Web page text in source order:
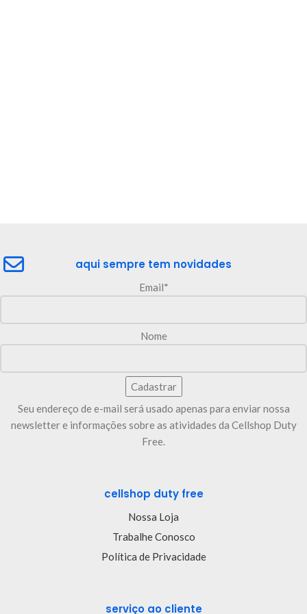
aqui sempre tem novidades
Email*
Nome
Seu endereço de e-mail será usado apenas para enviar nossa
newsletter e informações sobre as atividades da Cellshop Duty
Free.
cellshop duty free
Nossa Loja
Trabalhe Conosco
Política de Privacidade
serviço ao cliente